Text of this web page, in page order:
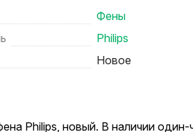
Фены
Philips
Новое
Philips, новый. В наличии